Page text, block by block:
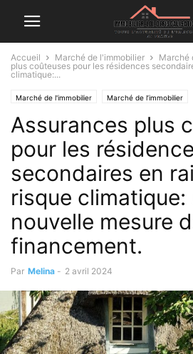
Accueil Marché de l'immobilier Marché
plus coûteuses pour les résidences
climatique:...
Marché de l'immobilier Marché de l’immobilier
Assurances plus
pour les
secondaires en
risque climatique:
nouvelle mesure
financement.
Par Melina - 2 avril 2024